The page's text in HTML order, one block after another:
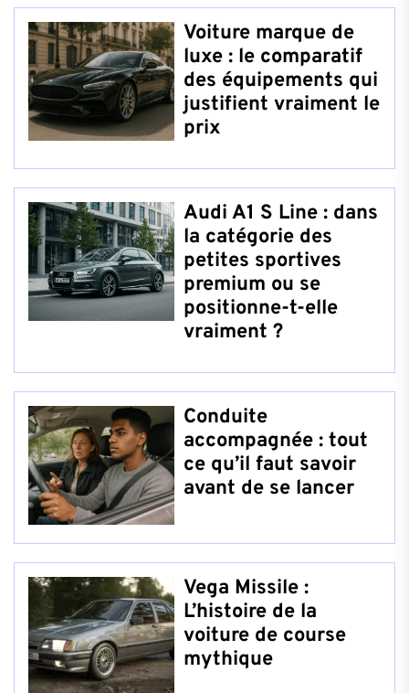
Voiture marque de
luxe : le comparatif
des équipements qui
justifient vraiment le
prix
Audi A1 S Line : dans
la catégorie des
petites sportives
premium ou se
positionne-t-elle
vraiment ?
Conduite
accompagnée : tout
ce qu’il faut savoir
avant de se lancer
Vega Missile :
L’histoire de la
voiture de course
mythique